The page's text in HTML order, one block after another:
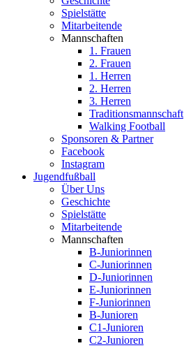
Spielstätte
Mitarbeitende
Mannschaften
1. Frauen
2. Frauen
1. Herren
2. Herren
3. Herren
Traditionsmannschaft
Walking Football
Sponsoren & Partner
Facebook
Instagram
Jugendfußball
Über Uns
Geschichte
Spielstätte
Mitarbeitende
Mannschaften
B-Juniorinnen
C-Juniorinnen
D-Juniorinnen
E-Juniorinnen
F-Juniorinnen
B-Junioren
C1-Junioren
C2-Junioren